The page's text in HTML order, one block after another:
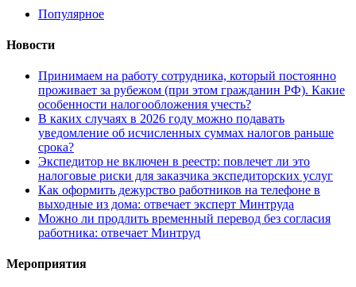
Популярное
Новости
Принимаем на работу сотрудника, который постоянно
проживает за рубежом (при этом гражданин РФ). Какие
особенности налогообложения учесть?
В каких случаях в 2026 году можно подавать
уведомление об исчисленных суммах налогов раньше
срока?
Экспедитор не включен в реестр: повлечет ли это
налоговые риски для заказчика экспедиторских услуг
Как оформить дежурство работников на телефоне в
выходные из дома: отвечает эксперт Минтруда
Можно ли продлить временный перевод без согласия
работника: отвечает Минтруд
Мероприятия